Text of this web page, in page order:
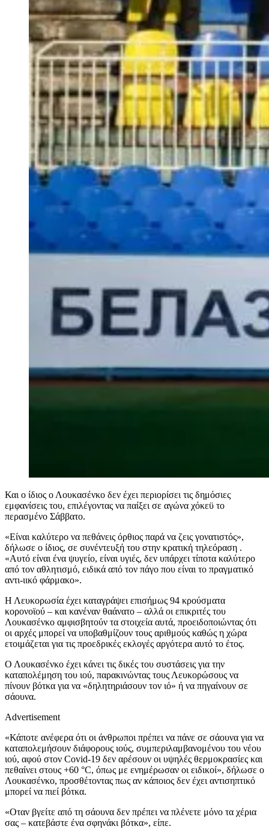
Και ο ίδιος ο Λουκασένκο δεν έχει περιορίσει τις δημόσιες
εμφανίσεις του, επιλέγοντας να παίξει σε αγώνα χόκεϋ το
περασμένο Σάββατο.
«Είναι καλύτερο να πεθάνεις όρθιος παρά να ζεις γονατιστός»,
δήλωσε ο ίδιος, σε συνέντευξή του στην κρατική τηλεόραση .
«Αυτό είναι ένα ψυγείο, είναι υγιές, δεν υπάρχει τίποτα καλύτερο
από τον αθλητισμό, ειδικά από τον πάγο που είναι το πραγματικό
αντι-ιικό φάρμακο».
Η Λευκορωσία έχει καταγράψει επισήμως 94 κρούσματα
κορονοϊού – και κανέναν θαάνατο – αλλά οι επικριτές του
Λουκασένκο αμφισβητούν τα στοιχεία αυτά, προειδοποιώντας ότι
οι αρχές μπορεί να υποβαθμίζουν τους αριθμούς καθώς η χώρα
ετοιμάζεται για τις προεδρικές εκλογές αργότερα αυτό το έτος.
Ο Λουκασένκο έχει κάνει τις δικές του συστάσεις για την
καταπολέμηση του ιού, παρακινώντας τους Λευκορώσους να
πίνουν βότκα για να «δηλητηριάσουν τον ιό» ή να πηγαίνουν σε
σάουνα.
Advertisement
«Κάποτε ανέφερα ότι οι άνθρωποι πρέπει να πάνε σε σάουνα για να
καταπολεμήσουν διάφορους ιούς, συμπεριλαμβανομένου του νέου
ιού, αφού στον Covid-19 δεν αρέσουν οι υψηλές θερμοκρασίες και
πεθαίνει στους +60 °C, όπως με ενημέρωσαν οι ειδικοί», δήλωσε ο
Λουκασένκο, προσθέτοντας πως αν κάποιος δεν έχει αντισηπτικό
μπορεί να πιεί βότκα.
«Οταν βγείτε από τη σάουνα δεν πρέπει να πλένετε μόνο τα χέρια
σας – κατεβάστε ένα σφηνάκι βότκα», είπε.